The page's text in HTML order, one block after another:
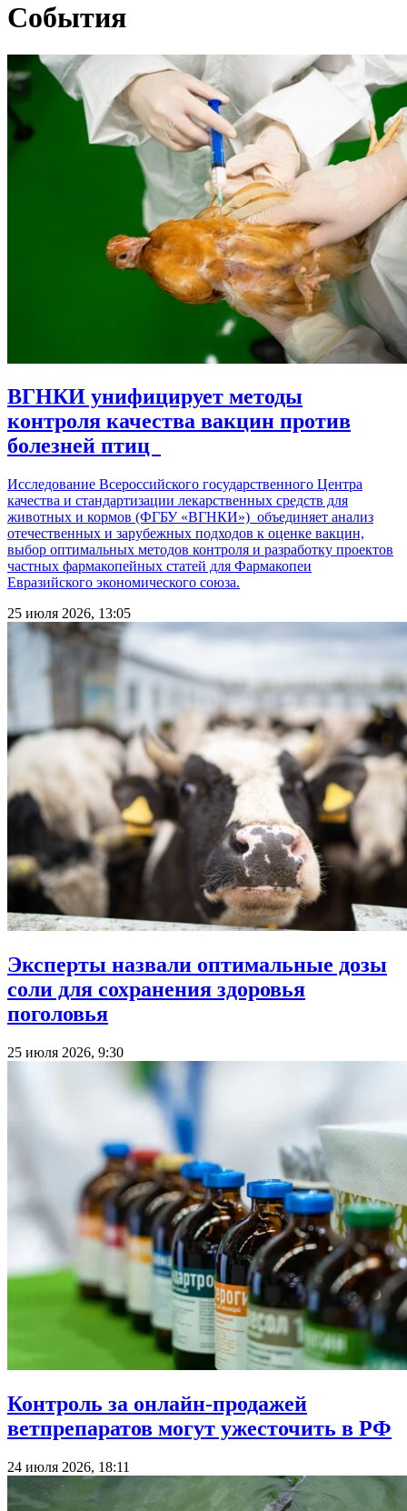
События
ВГНКИ унифицирует методы
контроля качества вакцин против
болезней птиц
Исследование Всероссийского государственного Центра
качества и стандартизации лекарственных средств для
животных и кормов (ФГБУ «ВГНКИ») объединяет анализ
отечественных и зарубежных подходов к оценке вакцин,
выбор оптимальных методов контроля и разработку проектов
частных фармакопейных статей для Фармакопеи
Евразийского экономического союза.
25 июля 2026, 13:05
Эксперты назвали оптимальные дозы
соли для сохранения здоровья
поголовья
25 июля 2026, 9:30
Контроль за онлайн-продажей
ветпрепаратов могут ужесточить в РФ
24 июля 2026, 18:11